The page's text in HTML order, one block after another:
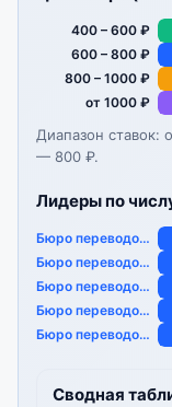
400 – 600 ₽
600 – 800 ₽
800 – 1000 ₽
от 1000 ₽
Диапазон ставок:
— 800 ₽.
Лидеры по
Бюро переводов «…
Бюро переводов «…
Бюро переводов «Полиг…
Бюро переводов Royal …
Бюро переводов «…
Сводная